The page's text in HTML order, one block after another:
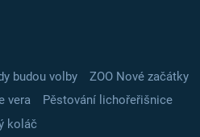
budou volby
ZOO Nové začátky
vera
Pěstování lichořeřišnice
koláč